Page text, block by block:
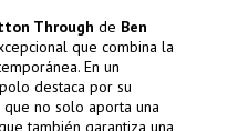
Through de Ben
que combina la
En un
destaca por su
no solo aporta una
también garantiza una